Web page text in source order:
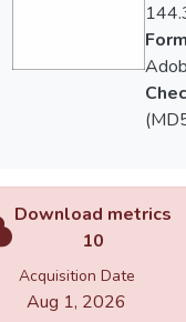
Download metrics
10
Acquisition Date
Aug 1, 2026